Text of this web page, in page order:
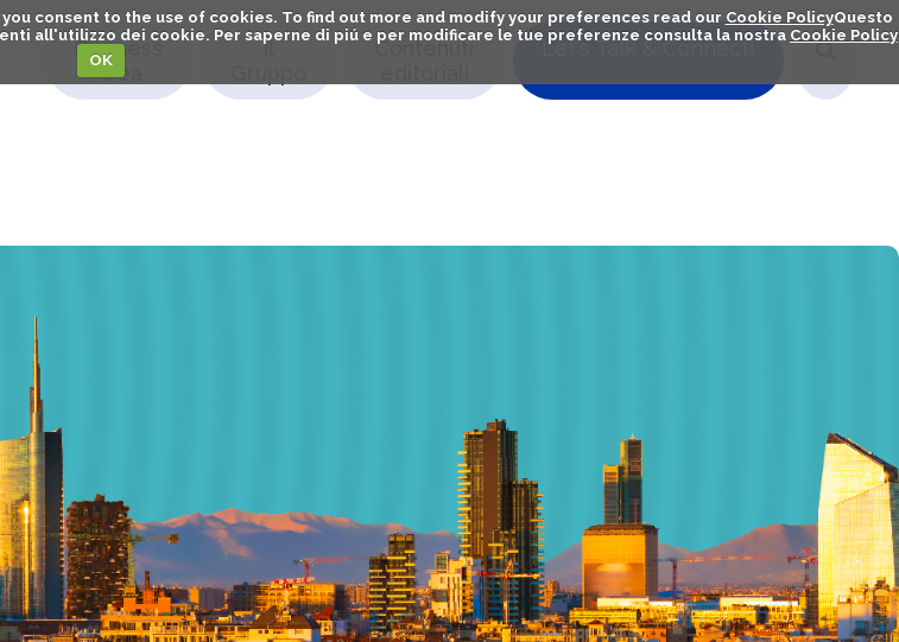
consent to the use of cookies. To find out more and modify your preferences read our Cookie PolicyQuesto
all'utilizzo dei cookie. Per saperne di piú e per modificare le tue preferenze consulta la nostra Cookie Policy
OK
Let's Talk & Connect!
Business
Area
Il
Contenuti